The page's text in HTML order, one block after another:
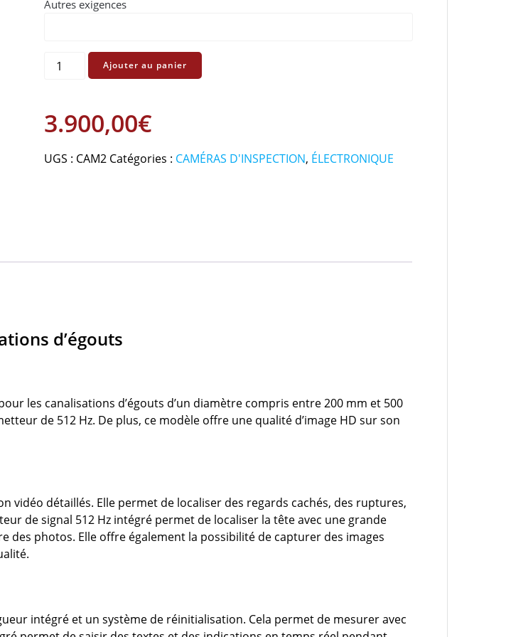
Autres exigences
quantité
Ajouter au panier
3.900,00€
UGS : CAM2 Catégories : CAMÉRAS D'INSPECTION, ÉLECTRONIQUE
d’égouts
les canalisations d’égouts d’un diamètre compris entre 200 mm et 500
de 512 Hz. De plus, ce modèle offre une qualité d’image HD sur son
vidéo détaillés. Elle permet de localiser des regards cachés, des ruptures,
de signal 512 Hz intégré permet de localiser la tête avec une grande
photos. Elle offre également la possibilité de capturer des images
intégré et un système de réinitialisation. Cela permet de mesurer avec